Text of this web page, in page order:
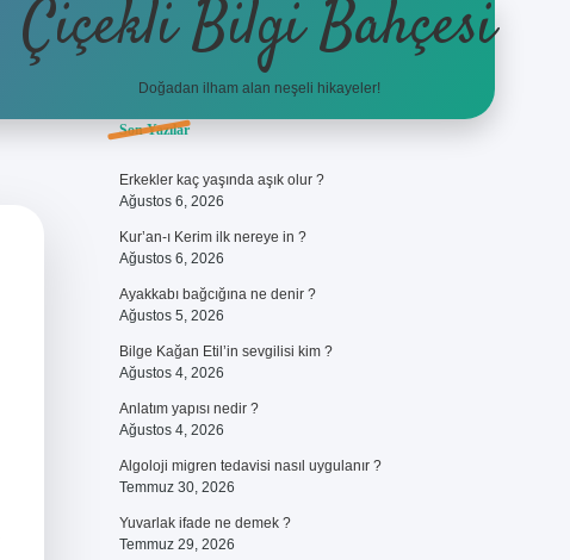
Çiçekli Bilgi Bahçesi
Doğadan ilham alan neşeli hikayeler!
Sidebar
Son Yazılar
Erkekler kaç yaşında aşık olur ?
Ağustos 6, 2026
Kur’an-ı Kerim ilk nereye in ?
Ağustos 6, 2026
Ayakkabı bağcığına ne denir ?
Ağustos 5, 2026
Bilge Kağan Etil’in sevgilisi kim ?
Ağustos 4, 2026
Anlatım yapısı nedir ?
Ağustos 4, 2026
Algoloji migren tedavisi nasıl uygulanır ?
Temmuz 30, 2026
Yuvarlak ifade ne demek ?
Temmuz 29, 2026